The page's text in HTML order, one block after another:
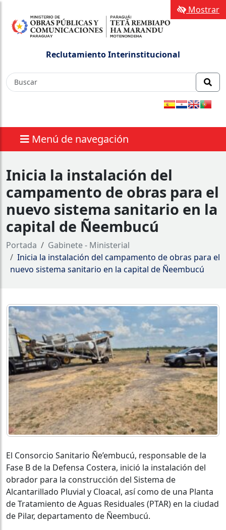
Reclutamiento Interinstitucional
Menú de navegación
Mostrar
Inicia la instalación del
campamento de obras para el
nuevo sistema sanitario en la
capital de Ñeembucú
Portada
Gabinete - Ministerial
Inicia la instalación del campamento de obras para el
nuevo sistema sanitario en la capital de Ñeembucú
El Consorcio Sanitario Ñe’embucú, responsable de la
Fase B de la Defensa Costera, inició la instalación del
obrador para la construcción del Sistema de
Alcantarillado Pluvial y Cloacal, así como de una Planta
de Tratamiento de Aguas Residuales (PTAR) en la ciudad
de Pilar, departamento de Ñeembucú.